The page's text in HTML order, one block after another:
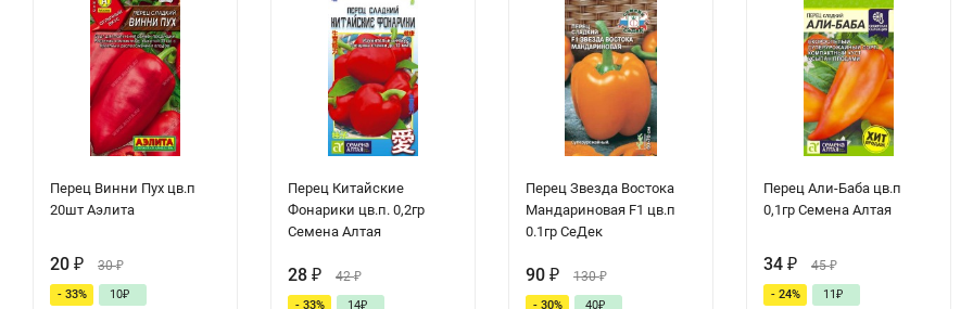
Перец Винни Пух цв.п
20шт Аэлита
20 ₽ 30₽
- 33% 10₽
Перец Китайские
Фонарики цв.п. 0,2гр
Семена Алтая
28 ₽ 42₽
- 33% 14₽
Перец Звезда Востока
Мандариновая F1 цв.п
0.1гр СеДек
90 ₽ 130₽
- 30% 40₽
Перец Али-Баба цв.п
0,1гр Семена Алтая
34 ₽ 45₽
- 24% 11 ₽